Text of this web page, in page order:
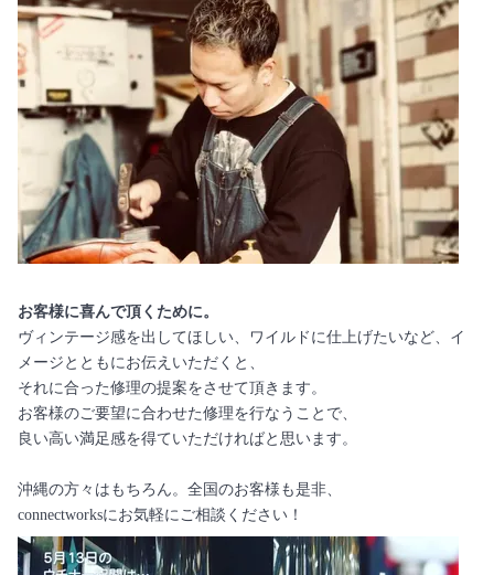
お客様に喜んで頂くために。
ヴィンテージ感を出してほしい、ワイルドに仕上げたいなど、イ
メージとともにお伝えいただくと、
それに合った修理の提案をさせて頂きます。
お客様のご要望に合わせた修理を行なうことで、
良い高い満足感を得ていただければと思います。
沖縄の方々はもちろん。全国のお客様も是非、
connectworksにお気軽にご相談ください！